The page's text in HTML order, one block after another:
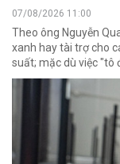
07/08/2026 11:00
Theo ông Nguyễn
xanh hay tài trợ cho
suất; mặc dù việc "tô